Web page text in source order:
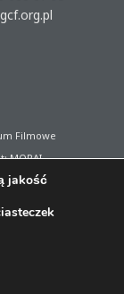
Filmowe
MORAI
jakość